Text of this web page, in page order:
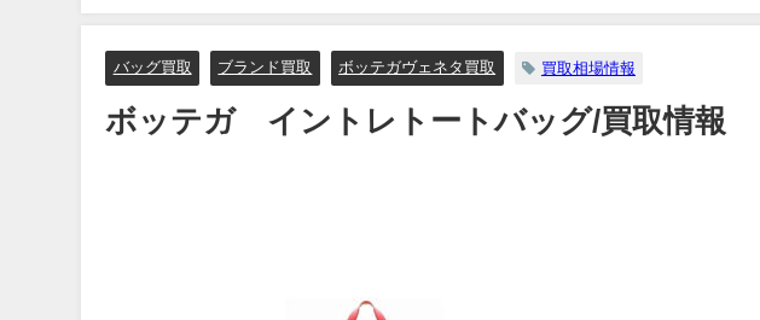
バッグ買取 ブランド買取 ボッテガヴェネタ買取 買取相場情報
ボッテガ イントレトートバッグ/買取情報